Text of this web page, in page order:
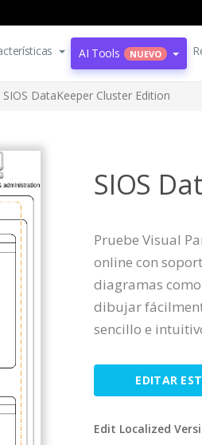
AI Tools NUEVO
SIOS DataKeeper Cluster Edition
SIOS
Pruebe Visual
online con
diagramas
dibujar
sencillo e
EDITAR
Edit Localized